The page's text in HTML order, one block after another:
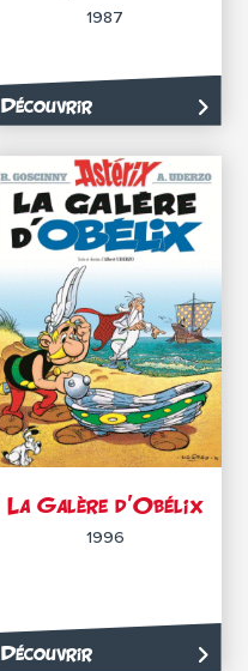
1987
Découvrir
La Galère d’Obélix
1996
Découvrir